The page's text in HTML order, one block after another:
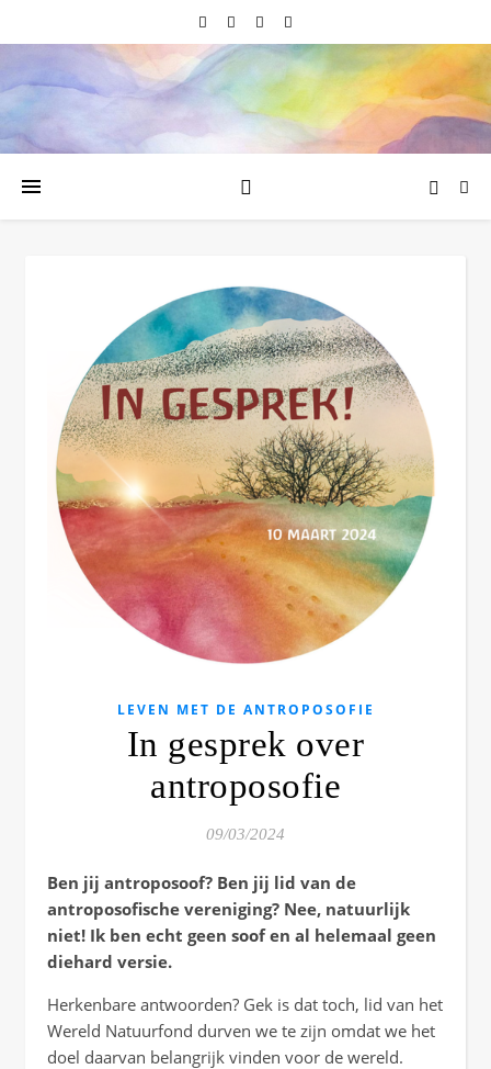
LEVEN MET DE ANTROPOSOFIE
In gesprek over
antroposofie
09/03/2024
Ben jij antroposoof? Ben jij lid van de
antroposofische vereniging? Nee, natuurlijk
niet! Ik ben echt geen soof en al helemaal geen
diehard versie.
Herkenbare antwoorden? Gek is dat toch, lid van het
Wereld Natuurfond durven we te zijn omdat we het
doel daarvan belangrijk vinden voor de wereld.